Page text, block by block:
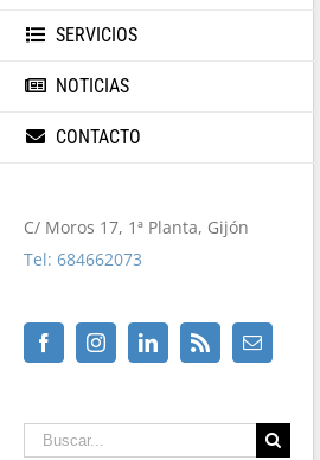
SERVICIOS
NOTICIAS
CONTACTO
C/ Moros 17, 1ª Planta, Gijón
Tel: 684662073
FacebookInstagramLinkedin Email
Buscar